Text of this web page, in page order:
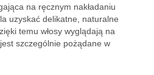
na ręcznym nakładaniu
uzyskać delikatne, naturalne
temu włosy wyglądają na
szczególnie pożądane w